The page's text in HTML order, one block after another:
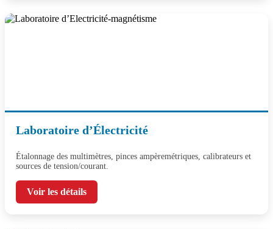
Laboratoire d’Électricité
Étalonnage des multimètres, pinces ampèremétriques, calibrateurs et
sources de tension/courant.
Voir les détails